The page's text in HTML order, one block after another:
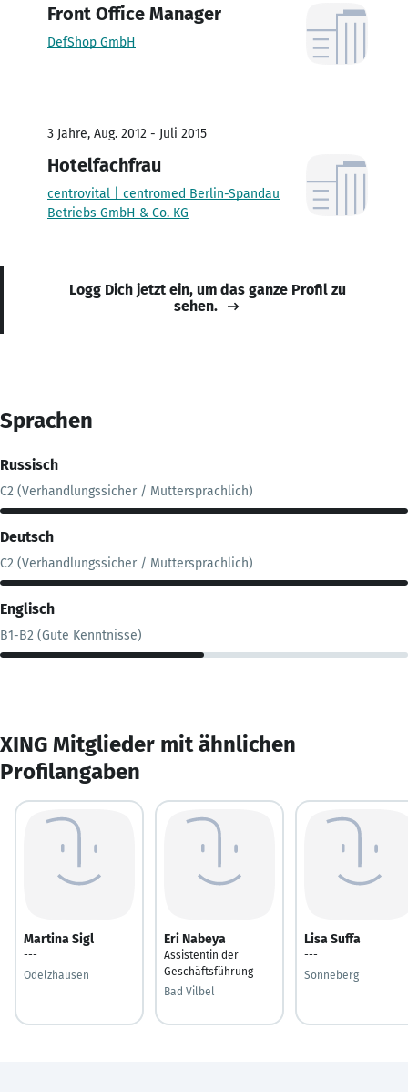
Front Office Manager
DefShop GmbH
3 Jahre, Aug. 2012 - Juli 2015
Hotelfachfrau
centrovital | centromed Berlin-Spandau
Betriebs GmbH & Co. KG
Logg Dich jetzt ein, um das ganze Profil zu
sehen.
Sprachen
Russisch
C2 (Verhandlungssicher / Muttersprachlich)
Deutsch
C2 (Verhandlungssicher / Muttersprachlich)
Englisch
B1-B2 (Gute Kenntnisse)
XING Mitglieder mit ähnlichen
Profilangaben
Martina Sigl
---
Odelzhausen
Eri Nabeya
Assistentin der
Geschäftsführung
Bad Vilbel
Lisa Suffa
---
Sonneberg